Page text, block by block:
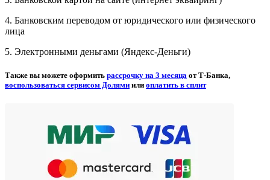
4. Банковским переводом от юридического или физического
лица
5. Электронными деньгами (Яндекс-Деньги)
Также вы можете оформить рассрочку на 3 месяца от Т-Банка,
воспользоваться сервисом Долями или оплатить в сплит